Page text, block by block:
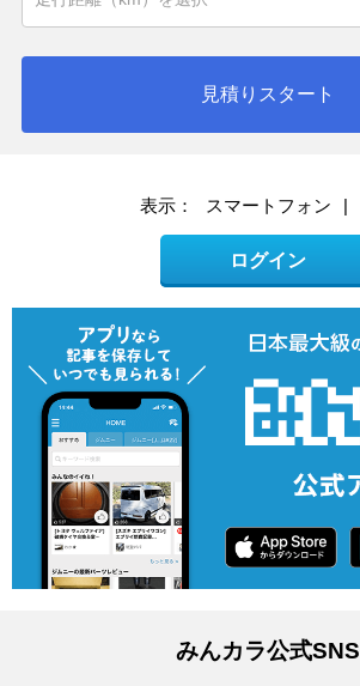
見積りスタート
表示： スマートフォン |
ログイン
みんカラ公式SNS